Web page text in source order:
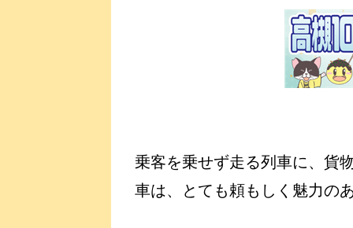
乗客を乗せず走る列車に、貨
車は、とても頼もしく魅力の